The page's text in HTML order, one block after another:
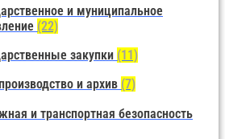
и муниципальное
(22)
закупки (11)
и архив (7)
и транспортная безопасность